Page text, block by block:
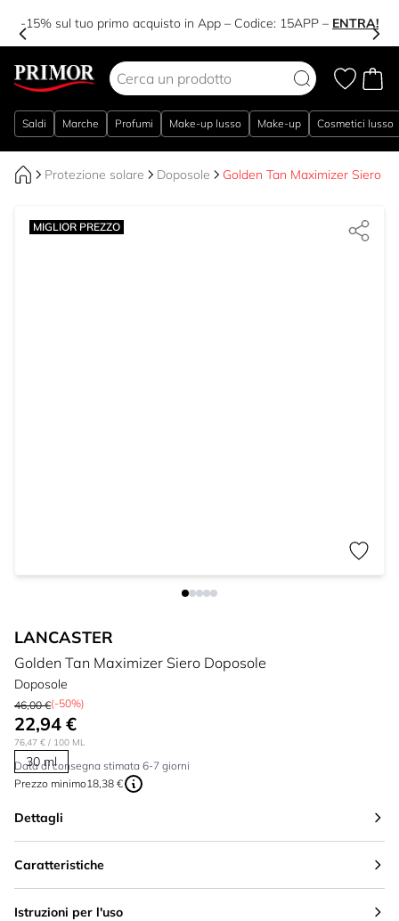
-15% sul tuo primo acquisto in App – Codice: 15APP – ENTRA!
Saldi Marche Profumi Make-up lusso Make-up Cosmetici lusso
Protezione solare Doposole Golden Tan Maximizer Siero
MIGLIOR PREZZO
LANCASTER
Golden Tan Maximizer Siero Doposole
Doposole
46,00 €(-50%)
22,94 €
76,47 € / 100 ML
30 ml
Data di consegna stimata 6-7 giorni
Prezzo minimo18,38 €
Dettagli
Caratteristiche
Istruzioni per l'uso